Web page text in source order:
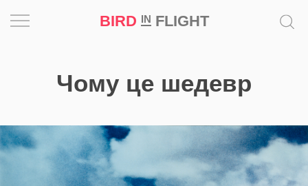
BIRD INFLIGHT
Чому це шедевр